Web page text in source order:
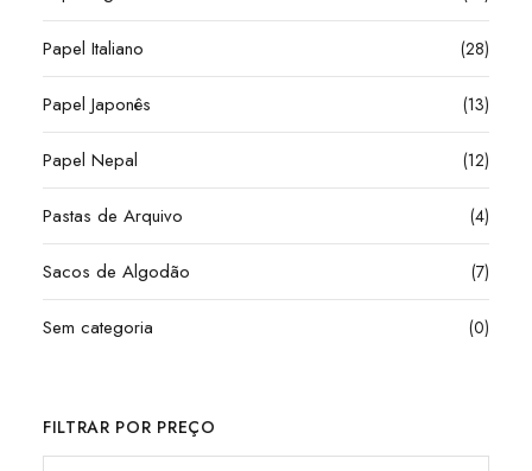
Papel Italiano (28)
Papel Japonês (13)
Papel Nepal (12)
Pastas de Arquivo (4)
Sacos de Algodão (7)
Sem categoria (0)
FILTRAR POR PREÇO